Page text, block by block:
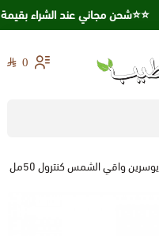
⭐️⭐️شحن مجاني عند الشراء بقيمة 250 ريال ⭐️⭐️
0
يوسرين واقي الشمس كنترول 50مل